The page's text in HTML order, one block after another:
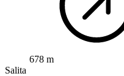
678 m
Salita